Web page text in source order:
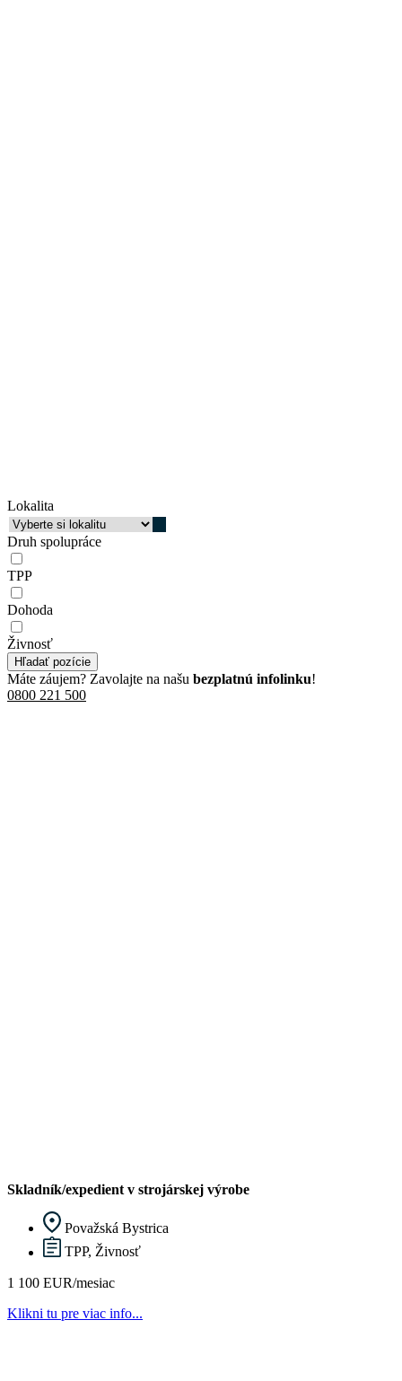
Lokalita
Druh spolupráce
TPP
Dohoda
Živnosť
Hľadať pozície
Máte záujem? Zavolajte na našu bezplatnú infolinku!
0800 221 500
Skladník/expedient v strojárskej výrobe
Považská Bystrica
TPP, Živnosť
1 100 EUR/mesiac
Klikni tu pre viac info...